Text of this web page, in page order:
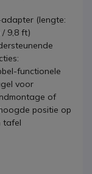
(lengte:
/ 9,8 ft)
functionele
voor
of
positie op
tafel